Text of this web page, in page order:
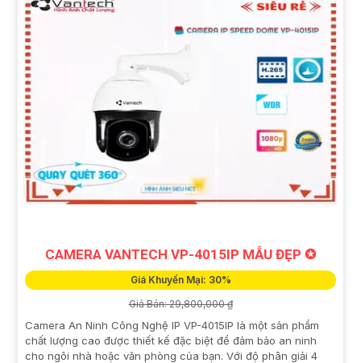
CAMERA VANTECH VP-4015IP MẪU ĐẸP ✪
Giá Khuyến Mại: 30%
Giá Bán: 29,800,000 ₫
Camera An Ninh Công Nghệ IP VP-4015IP là một sản phẩm
chất lượng cao được thiết kế đặc biệt để đảm bảo an ninh
cho ngôi nhà hoặc văn phòng của bạn. Với độ phân giải 4